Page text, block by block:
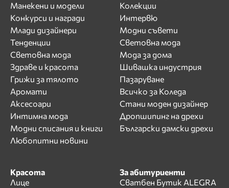
Манекени и модели
Конкурси и награди
Млади дизайнери
Тенденции
Световна мода
Здраве и красота
Грижи за тялото
Аромати
Аксесоари
Интимна мода
Модни списания и книги
Любопитни новини
Колекции
Интервю
Модни съвети
Световна мода
Мода за дома
Шивашка индустрия
Пазаруване
Всичко за Коледа
Стани моден дизайнер
Дропшипинг на дрехи
Български дамски дрехи
Красота
Лице
За абитуриенти
Сватбен Бутик ALEGRA